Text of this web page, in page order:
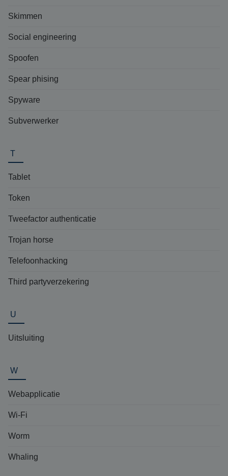
Skimmen
Social engineering
Spoofen
Spear phising
Spyware
Subverwerker
T
Tablet
Token
Tweefactor authenticatie
Trojan horse
Telefoonhacking
Third partyverzekering
U
Uitsluiting
W
Webapplicatie
Wi-Fi
Worm
Whaling